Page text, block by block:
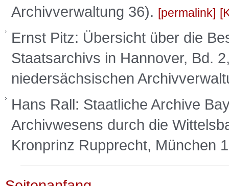
Archivverwaltung 36).
permalink
Ernst Pitz: Übersicht über die
Staatsarchivs in Hannover, Bd.
niedersächsischen
Hans Rall: Staatliche Archive
Archivwesens durch die
Kronprinz Rupprecht, München